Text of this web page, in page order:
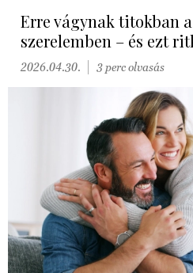
Erre vágynak titokban
szerelemben – és ezt
2026.04.30. 3 perc olvasás